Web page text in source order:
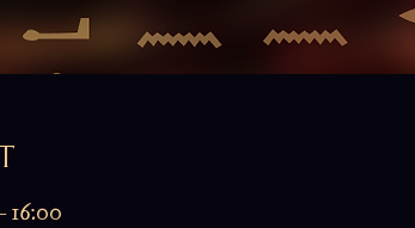
16:00